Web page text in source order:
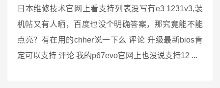
日本维修技术官网上看支持列表没写有e3 1231v3,装
机帖又有人晒，百度也没个明确答案，那究竟能不能
点亮？有在用的chher说一下么 评论 升级最新bios肯
定可以支持 评论 我的p67evo官网上也没说支持12 ...